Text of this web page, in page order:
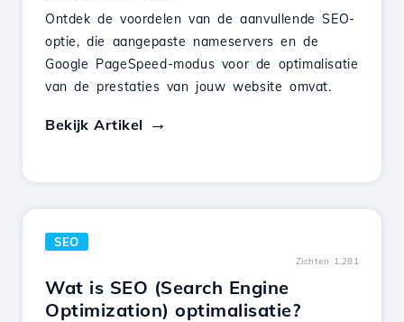
Ontdek de voordelen van de aanvullende SEO-
optie, die aangepaste nameservers en de
Google PageSpeed-modus voor de optimalisatie
van de prestaties van jouw website omvat.
Bekijk Artikel
SEO
Zichten 1,281
Wat is SEO (Search Engine
Optimization) optimalisatie?